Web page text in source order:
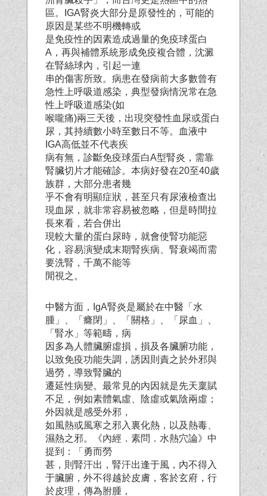
區。IGA腎炎大部分是原發性的，可能的
原因是某些不明機轉或
是免疫性的因素造成過量的免疫球蛋白
A，再與補體系統形成免疫複合體，沈澱
在腎絲球內，引起一連
串的傷害所致。病患在發病前大多數曾有
急性上呼吸道感染，典型發病情況常在急
性上呼吸道感染(如
喉嚨痛)兩三天後，出現突發性血尿或蛋白
尿，其持續數小時至數日不等。血液中
IGA高低並不代表疾
病有無，診斷免疫球蛋白A型腎炎，需靠
腎臟切片才能確診。本病好發在20至40歲
族群，大部分患者幾
乎不會有明顯症狀，甚至只有尿液檢查出
現血尿，就非常容易被忽略，但是時間拉
長來看，若合併出
現較大量的蛋白尿時，就會使腎功能惡
化，容易演變成末期腎疾病、腎衰竭而需
要洗腎，千萬不能等
閒視之。
中醫方面，IgA腎炎是屬於在中醫「水
腫」、「癃閉」、「關格」、「尿血」、
「腎水」等範疇，病
因多為人體臟腑虛損，損及各臟腑功能，
以致免疫功能失調，誘因則責之於外邪與
過勞，導致腎臟的
遷延性病變。最常見的內因就是先天稟賦
不足，例如素體氣虛、陰虛或氣陰兩虛；
外因就是感受外邪，
如風熱或風寒之邪入裏化熱，以及熱毒、
濕熱之邪。《內經．素問．水熱穴論》中
提到：「勇而勞
甚，則腎汗出，腎汗出逢于風，內不得入
于臟腑，外不得越於皮膚，客於玄府，行
於皮理，傳為胕腫，